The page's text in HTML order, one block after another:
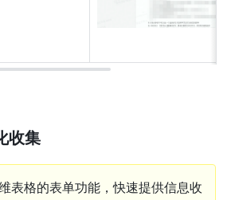
收集
表格的表单功能，快速提供信息收